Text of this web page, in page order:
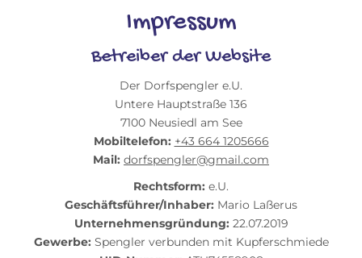
Impressum
Betreiber der Website
Der Dorfspengler e.U.
Untere Hauptstraße 136
7100 Neusiedl am See
Mobiltelefon: +43 664 1205666
Mail: dorfspengler@gmail.com
Rechtsform: e.U.
Geschäftsführer/Inhaber: Mario Laßerus
Unternehmensgründung: 22.07.2019
Gewerbe: Spengler verbunden mit Kupferschmiede